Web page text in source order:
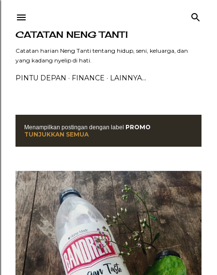
CATATAN NENG TANTI
Catatan harian Neng Tanti tentang hidup, seni, keluarga, dan
yang kadang nyelip di hati.
PINTU DEPAN FINANCE LAINNYA…
P
o
s
t
i
n
g
a
n
Menampilkan postingan dengan label PROMO
TUNJUKKAN SEMUA